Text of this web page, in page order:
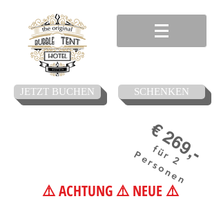
JETZT BUCHEN SCHENKEN
€ 269,-
für 2
Personen
⚠️ ACHTUNG ⚠️ NEUE ⚠️